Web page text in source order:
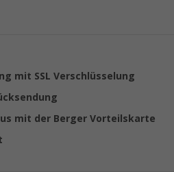
mit SSL Verschlüsselung
mit der Berger Vorteilskarte
Liter dunkelsilber(1)
879,- €
UVP 1.019,- €